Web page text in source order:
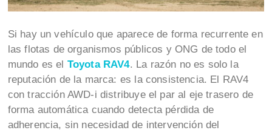
Si hay un vehículo que aparece de forma recurrente en
las flotas de organismos públicos y ONG de todo el
mundo es el Toyota RAV4. La razón no es solo la
reputación de la marca: es la consistencia. El RAV4
con tracción AWD-i distribuye el par al eje trasero de
forma automática cuando detecta pérdida de
adherencia, sin necesidad de intervención del